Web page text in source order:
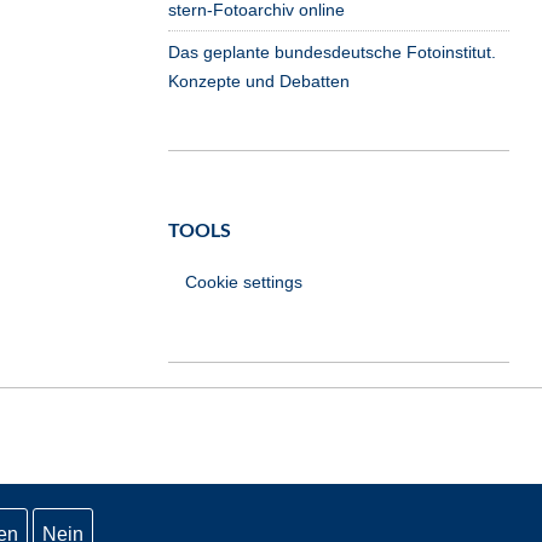
stern-Fotoarchiv online
Das geplante bundesdeutsche Fotoinstitut.
Konzepte und Debatten
TOOLS
Cookie settings
Nein